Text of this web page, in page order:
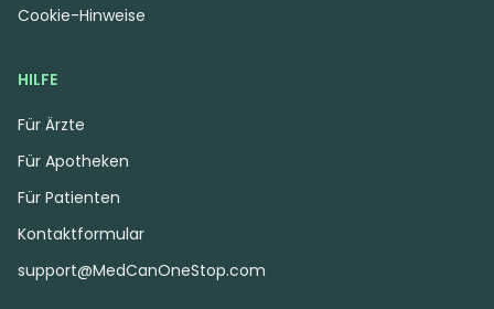
Hybrid Blüten
CzechOut 15/1 BLO
HILFE
Für Ärzte
Für Apotheken
Für Patienten
Kontaktformular
support@MedCanOneStop.com
Cookie-Hinweise